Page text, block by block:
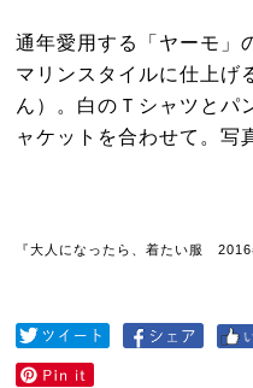
通年愛用する「ヤーモ」
マリンスタイルに仕上げ
ん）。白のＴシャツとパ
ャケットを合わせて。写
『大人になったら、着たい服